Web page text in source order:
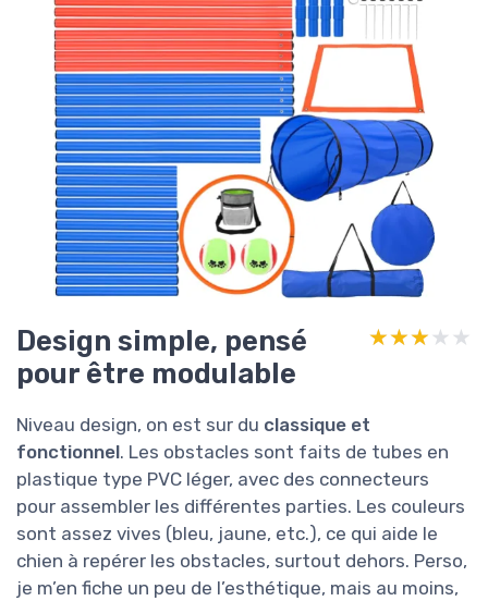
Design simple, pensé
pour être modulable
★★★★★
★★★★★
Niveau design, on est sur du classique et
fonctionnel. Les obstacles sont faits de tubes en
plastique type PVC léger, avec des connecteurs
pour assembler les différentes parties. Les couleurs
sont assez vives (bleu, jaune, etc.), ce qui aide le
chien à repérer les obstacles, surtout dehors. Perso,
je m’en fiche un peu de l’esthétique, mais au moins,